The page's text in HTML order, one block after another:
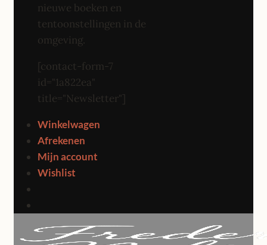
nieuwe boeken en
tentoonstellingen in de
omgeving.
[contact-form-7
id="1a822ea"
title="Newsletter"]
Winkelwagen
Afrekenen
Mijn account
Wishlist